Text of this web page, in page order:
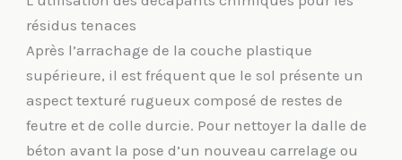
résidus tenaces
Après l’arrachage de la couche plastique
supérieure, il est fréquent que le sol présente un
aspect texturé rugueux composé de restes de
feutre et de colle durcie. Pour nettoyer la dalle de
béton avant la pose d’un nouveau carrelage ou